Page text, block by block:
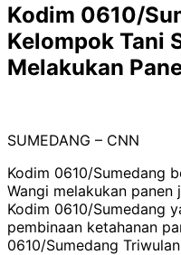
Kodim 0610/
Kelompok Tani
Melakukan
SUMEDANG – CNN
Kodim 0610/Sumedang
Wangi melakukan
Kodim 0610/Sumedang
pembinaan ketahanan
0610/Sumedang